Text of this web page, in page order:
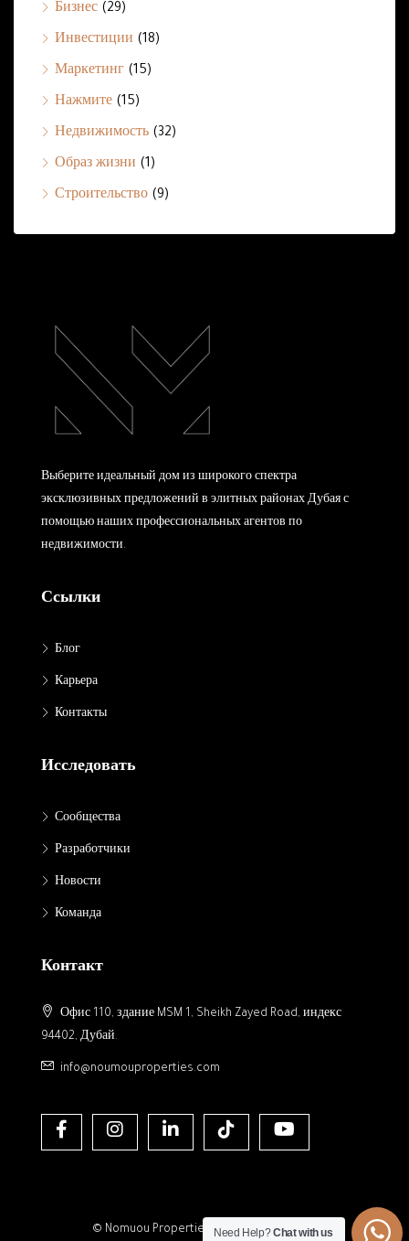
Бизнес (29)
Инвестиции (18)
Маркетинг (15)
Нажмите (15)
Недвижимость (32)
Образ жизни (1)
Строительство (9)
Выберите идеальный дом из широкого спектра
эксклюзивных предложений в элитных районах Дубая с
помощью наших профессиональных агентов по
недвижимости.
Ссылки
Блог
Карьера
Контакты
Исследовать
Сообщества
Разработчики
Новости
Команда
Контакт
Офис 110, здание MSM 1, Sheikh Zayed Road, индекс
94402, Дубай.
info@noumouproperties.com
© Nomuou Properties- All rights reserved
Need Help?Chat with us